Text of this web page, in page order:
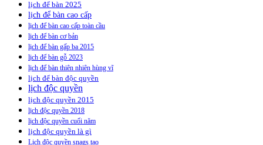
lịch để bàn 2025
lịch để bàn cao cấp
lịch để bàn cao cấp toàn cầu
lịch để bàn cơ bản
lịch để bàn gấp ba 2015
lịch để bàn gỗ 2023
lịch để bàn thiên nhiên hùng vĩ
lịch để bàn độc quyền
lịch độc quyền
lịch độc quyền 2015
lịch độc quyền 2018
lịch độc quyền cuối năm
lịch độc quyền là gì
Lịch độc quyền snags tạo